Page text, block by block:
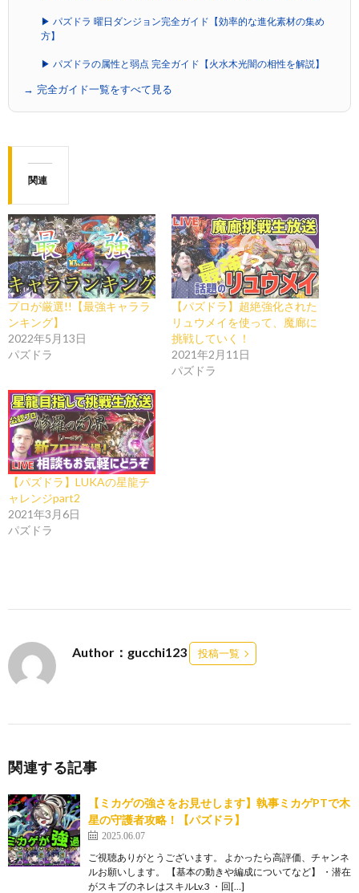
▶ パズドラ 曜日ダンジョン完全ガイド【効率的な進化素材の集め
方】
▶ パズドラの属性と弱点 完全ガイド【火水木光闇の相性を解説】
→ 完全ガイド一覧をすべて見る
関連
プロが厳選!!【最強キャララ
ンキング】
2022年5月13日
パズドラ
【パズドラ】超絶強化された
リュウメイを使って、魔廊に
挑戦していく！
2021年2月11日
パズドラ
【パズドラ】LUKAの星龍チ
ャレンジpart2
2021年3月6日
パズドラ
Author：gucchi123 投稿一覧
関連する記事
【ミカゲの強さをお見せします】執事ミカゲPTで木
星の守護者攻略！【パズドラ】
2025.06.07
ご視聴ありがとうございます。 よかったら高評価、チャンネ
ルお願いします。 【基本の動きや編成についてなど】 ・潜在
がスキブのネレはスキルLv.3 ・回[…]